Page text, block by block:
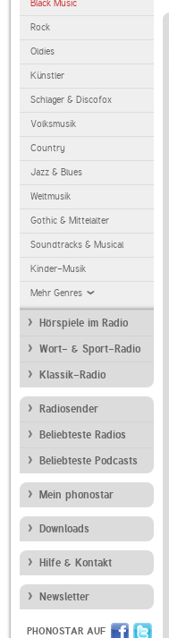
Black Music
Rock
Oldies
Künstler
Schlager & Discofox
Volksmusik
Country
Jazz & Blues
Weltmusik
Gothic & Mittelalter
Soundtracks & Musical
Kinder-Musik
Mehr Genres
Hörspiele im Radio
Wort- & Sport-Radio
Klassik-Radio
Radiosender
Beliebteste Radios
Beliebteste Podcasts
Mein phonostar
Downloads
Hilfe & Kontakt
Newsletter
PHONOSTAR AUF